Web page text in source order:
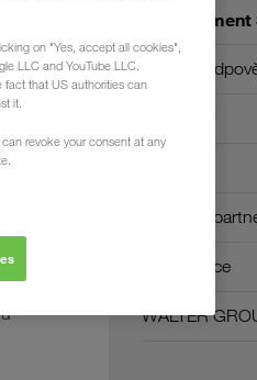
a
Management
Sociální
Dopravní
Compliance
WALTER
on "Yes, accept all cookies",
LLC and YouTube LLC.
fact that US authorities can
it.
revoke your consent at any